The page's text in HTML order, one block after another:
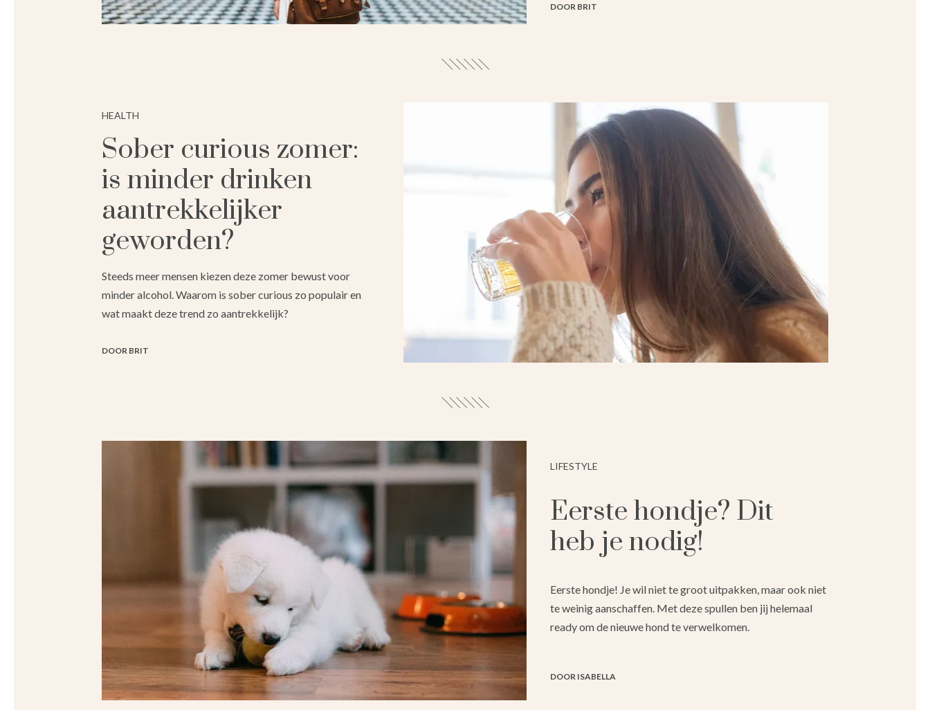
DOOR BRIT
HEALTH
Sober curious zomer:
is minder drinken
aantrekkelijker
geworden?
Steeds meer mensen kiezen deze zomer bewust voor
minder alcohol. Waarom is sober curious zo populair en
wat maakt deze trend zo aantrekkelijk?
DOOR BRIT
LIFESTYLE
Eerste hondje? Dit
heb je nodig!
Eerste hondje! Je wil niet te groot uitpakken, maar ook niet
te weinig aanschaffen. Met deze spullen ben jij helemaal
ready om de nieuwe hond te verwelkomen.
DOOR ISABELLA